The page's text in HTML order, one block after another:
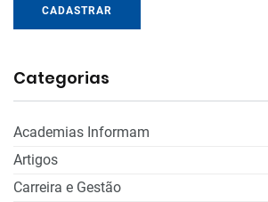
CADASTRAR
Categorias
Academias Informam
Artigos
Carreira e Gestão